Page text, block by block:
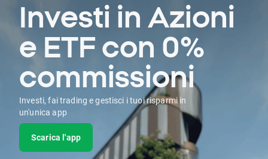
Investi in Azioni
e ETF con 0%
commissioni
Investi, fai trading e gestisci i tuoi risparmi in
un'unica app
Scarica l'app